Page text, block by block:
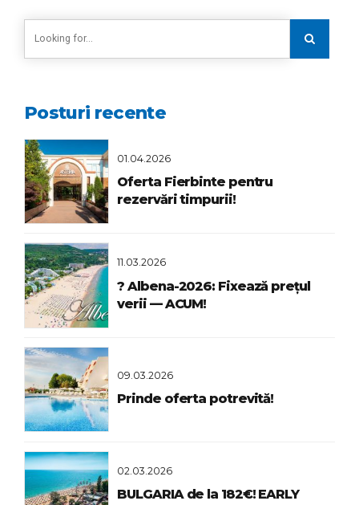
Posturi recente
01.04.2026
Oferta Fierbinte pentru
rezervări timpurii!
11.03.2026
? Albena-2026: Fixează prețul
verii — ACUM!
09.03.2026
Prinde oferta potrevită!
02.03.2026
BULGARIA de la 182€! EARLY